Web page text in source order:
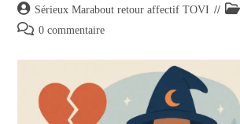
Sérieux Marabout retour affectif TOVI
0 commentaire